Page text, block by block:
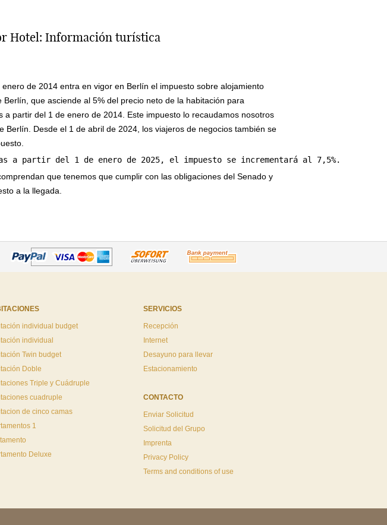
Hotel: Información turística
de 2014 entra en vigor en Berlín el impuesto sobre alojamiento
que asciende al 5% del precio neto de la habitación para
a partir del 1 de enero de 2014. Este impuesto lo recaudamos nosotros
Berlín. Desde el 1 de abril de 2024, los viajeros de negocios también se
a partir del 1 de enero de 2025, el impuesto se incrementará al 7,5%.
que tenemos que cumplir con las obligaciones del Senado y
a la llegada.
individual budget
individual
Twin budget
Doble
Triple y Cuádruple
cuadruple
de cinco camas
1
Deluxe
SERVICIOS
Recepción
Internet
Desayuno para llevar
Estacionamiento
CONTACTO
Enviar Solicitud
Solicitud del Grupo
Imprenta
Privacy Policy
Terms and conditions of use